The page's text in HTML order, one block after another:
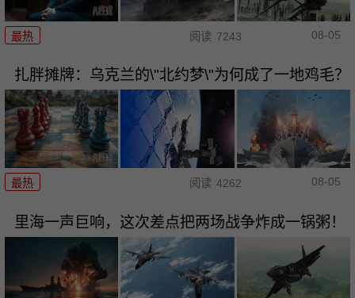
最热 阅读 7243 08-05
扎胖摊牌：乌克兰的\"北约梦\"为何成了一地鸡毛？
最热 阅读 4262 08-05
里海一声巨响，这次差点把两场战争炸成一锅粥！